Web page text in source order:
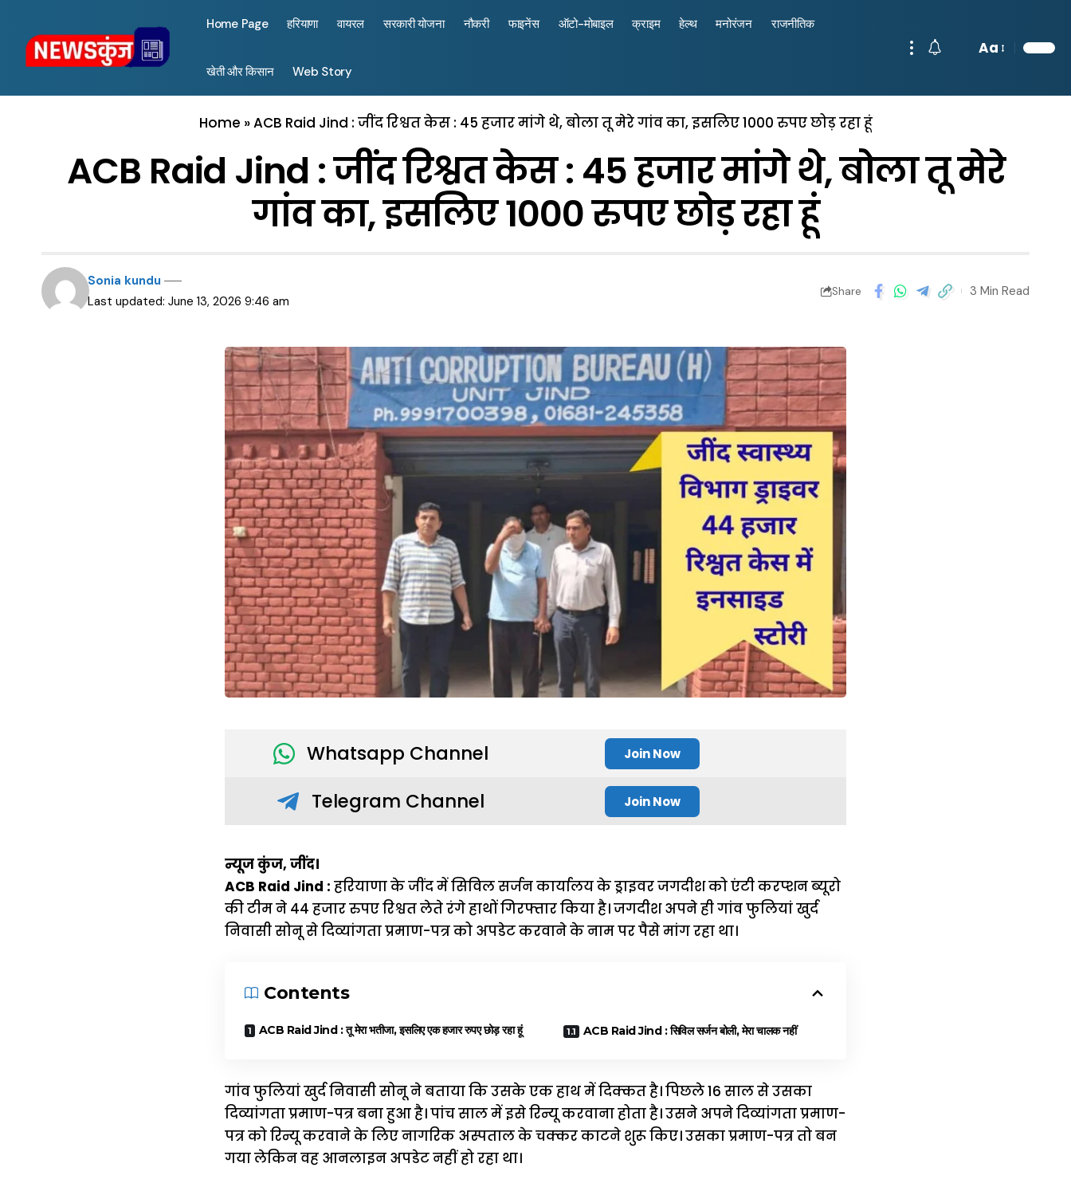
Home Page हरियाणा वायरल सरकारी योजना नौकरी फाइनेंस ऑटो-मोबाइल क्राइम हेल्थ मनोरंजन राजनीतिक
खेती और किसान Web Story
Aa
Home »ACB Raid Jind : जींद रिश्वत केस : 45 हजार मांगे थे, बोला तू मेरे गांव का, इसलिए 1000 रुपए छोड़ रहा हूं
ACB Raid Jind : जींद रिश्वत केस : 45 हजार मांगे थे, बोला तू मेरे
गांव का, इसलिए 1000 रुपए छोड़ रहा हूं
Last updated: June 13, 2026 9:46 am
Sonia kundu
Share 3 Min Read
Whatsapp Channel Join Now
Telegram Channel Join Now
न्यूज कुंज, जींद।
ACB Raid Jind : हरियाणा के जींद में सिविल सर्जन कार्यालय के ड्राइवर जगदीश को एंटी करप्शन ब्यूरो
की टीम ने 44 हजार रुपए रिश्वत लेते रंगे हाथों गिरफ्तार किया है। जगदीश अपने ही गांव फुलियां खुर्द
निवासी सोनू से दिव्यांगता प्रमाण-पत्र को अपडेट करवाने के नाम पर पैसे मांग रहा था।
Contents
ACB Raid Jind : तू मेरा भतीजा, इसलिए एक हजार रुपए छोड़ रहा हूं ACB Raid Jind : सिविल सर्जन बोली, मेरा चालक नहीं
गांव फुलियां खुर्द निवासी सोनू ने बताया कि उसके एक हाथ में दिक्कत है। पिछले 16 साल से उसका
दिव्यांगता प्रमाण-पत्र बना हुआ है। पांच साल में इसे रिन्यू करवाना होता है। उसने अपने दिव्यांगता प्रमाण-
पत्र को रिन्यू करवाने के लिए नागरिक अस्पताल के चक्कर काटने शुरू किए। उसका प्रमाण-पत्र तो बन
गया लेकिन वह आनलाइन अपडेट नहीं हो रहा था।